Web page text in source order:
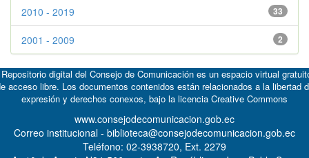
33
2010 - 2019
2
2001 - 2009
digital del Consejo de Comunicación es un espacio virtual
acceso libre. Los documentos contenidos están relacionados a la libertad
expresión y derechos conexos, bajo la licencia Creative Commons
www.consejodecomunicacion.gob.ec
Correo institucional - biblioteca@consejodecomunicacion.gob.ec
Teléfono: 02-3938720, Ext. 2279